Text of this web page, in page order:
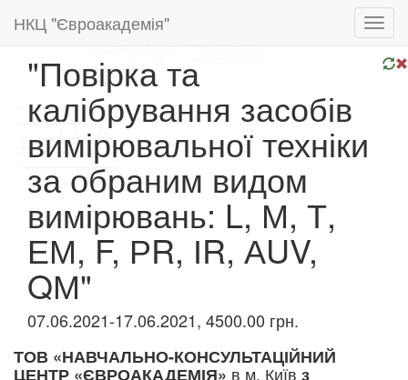
НКЦ "Євроакадемія"
"Повірка та
калібрування засобів
вимірювальної техніки
за обраним видом
вимірювань: L, М, Т,
ЕМ, F, РR, ІR, АUV,
QМ"
07.06.2021-17.06.2021, 4500.00 грн.
ТОВ «НАВЧАЛЬНО-КОНСУЛЬТАЦІЙНИЙ
ЦЕНТР «ЄВРОАКАДЕМІЯ» в м. Київ з